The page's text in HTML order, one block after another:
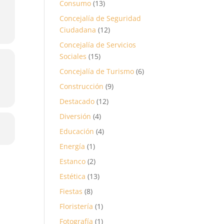
Consumo (13)
Concejalía de Seguridad
Ciudadana (12)
Concejalía de Servicios
Sociales (15)
Concejalía de Turismo (6)
Construcción (9)
Destacado (12)
Diversión (4)
Educación (4)
Energía (1)
Estanco (2)
Estética (13)
Fiestas (8)
Floristería (1)
Fotografía (1)